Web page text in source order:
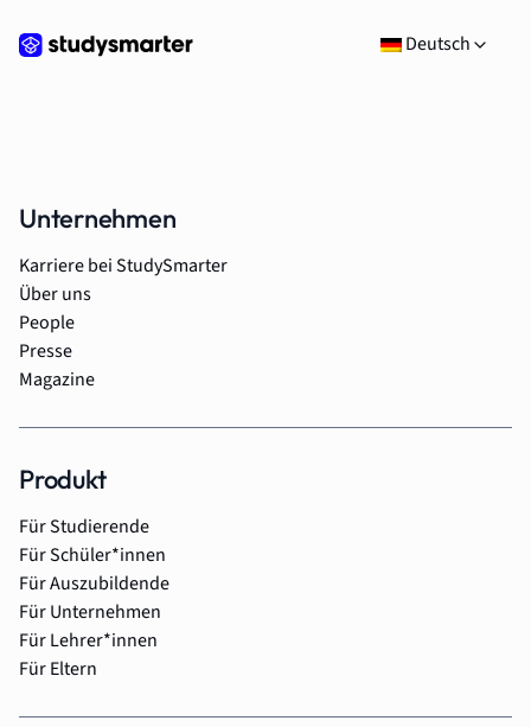
Deutsch
Unternehmen
Karriere bei StudySmarter
Über uns
People
Presse
Magazine
Produkt
Für Studierende
Für Schüler*innen
Für Auszubildende
Für Unternehmen
Für Lehrer*innen
Für Eltern